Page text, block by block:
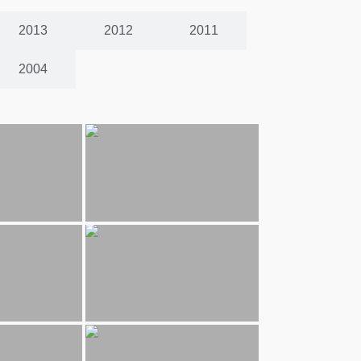
2013 2012 2011
2004